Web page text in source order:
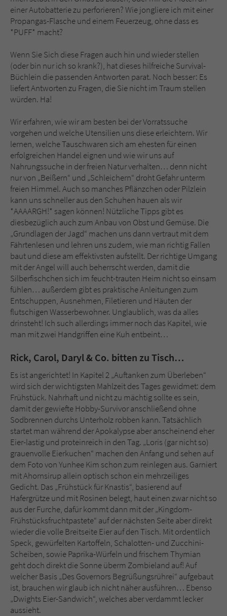
einer Autobatterie zu perforieren? Wie jongliere ich mit einer
Propangas-Flasche und einem Feuerzeug, ohne dass es
*PUFF* macht?
Wenn Sie Sich diese Fragen auch hin und wieder stellen
(oder bin nur ich so krank?), hat dieses hilfreiche Survival-
Büchlein die passenden Antworten parat. Noch besser: Es
liefert Antworten zu Fragen, die Sie nicht im Traum stellen
würden. Ha!
Wir erfahren, wie wir am besten bei der Vorratssuche
vorgehen und welche Utensilien uns diese erleichtern. Wir
lernen, welche Tauschwaren sich am ehesten für einen
erfolgreichen Handel eignen und wie wir uns auf
Nahrungssuche in der freien Natur verhalten… denn nicht
nur von „Beißern“ und „Schleichern“ droht Gefahr unterm
freien Himmel. Auch so manches Pflänzchen oder Pilzlein
kann uns schneller aus den Schuhen hauen als wir
*AAAARGH!* sagen können! Nützliche Tipps gibt es
diesbezüglich auch zum Anbau von Obst und Gemüse. Die
„Grundlagen der Jagd“ machen uns dann vertraut mit dem
Fährtenlesen und lehren uns zudem, wie man richtig Fallen
baut und diese am effektivsten aufstellt. Der richtige Umgang
mit der Angel will auch beherrscht werden, damit die
Silberfischchen sich im feucht-trauten Heim nicht so einsam
fühlen… außerdem gibt es praktische Anleitungen zum
Entschuppen, Ausnehmen, Filetieren und Häuten der
flutschigen Wasserbewohner. Unglaublich, was da alles
drinsteht! Ich such allerdings immer noch das Kapitel, wie
man mit zwei Handgriffen eine Kuh entbeint…
Rick, Carol, Daryl & Co. bitten zu Tisch…
Es ist angerichtet! In Kapitel 2 „Auftanken zum Überleben“
wird sich der wichtigsten Mahlzeit des Tages gewidmet: dem
Frühstück. Nahrhaft und nicht zu mächtig sollte es sein,
damit der gewiefte Hobby-Survivor anschließend ohne
Sodbrennen durchs Unterholz robben kann. Tatsächlich
startet man während der Apokalypse aber anscheinend eher
Eier-lastig und proteinreich in den Tag. „Loris (gar nicht so)
grauenvolle Eierkuchen“ machen den Anfang und sehen auf
dem Foto von Yunhee Kim schon zum reinlegen aus. Garniert
mit Ahornsirup allein optisch schon ein mehrzeiliges
Gedicht. Das „Frühstück für Knastis“, basierend auf
Hafergrütze und mit Rosinen belegt, haut einen zwar nicht so
aus der Furche, dafür kommt dann mit der „Kingdom-
Frühstücksfruchtpastete“ auf der nächsten Seite aber direkt
wieder die volle Breitseite Eier auf den Tisch. Mit ordentlich
Speck, gewürfelten Kartoffeln, Schalotten- und Zucchini-
Scheiben, sowie Paprika-Würfeln und frischem Thymian
geht doch direkt die Sonne überm Zombieland auf! Auf
welcher Basis „Des Governors Begrüßungsrührei“ aufgebaut
ist, brauchen wir glaub ich nicht näher ausführen… Ebenso
„Dwights Eier-Sandwich“, welches aber verdammt lecker
aussieht.